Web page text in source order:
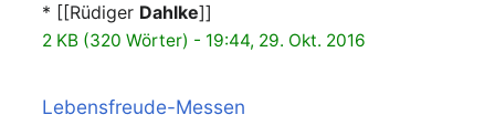
* [[Rüdiger Dahlke]]
2 KB (320 Wörter) - 19:44, 29. Okt. 2016
Lebensfreude-Messen